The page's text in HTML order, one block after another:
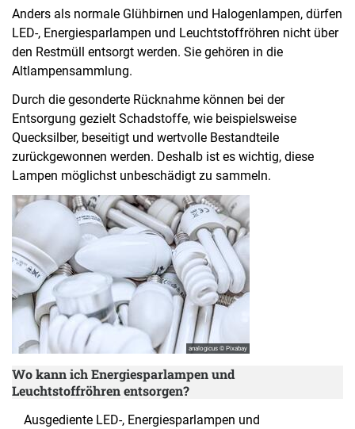
Anders als normale Glühbirnen und Halogenlampen, dürfen
LED-, Energiesparlampen und Leuchtstoffröhren nicht über
den Restmüll entsorgt werden. Sie gehören in die
Altlampensammlung.
Durch die gesonderte Rücknahme können bei der
Entsorgung gezielt Schadstoffe, wie beispielsweise
Quecksilber, beseitigt und wertvolle Bestandteile
zurückgewonnen werden. Deshalb ist es wichtig, diese
Lampen möglichst unbeschädigt zu sammeln.
analogicus © Pixabay
Wo kann ich Energiesparlampen und
Leuchtstoffröhren entsorgen?
Ausgediente LED-, Energiesparlampen und